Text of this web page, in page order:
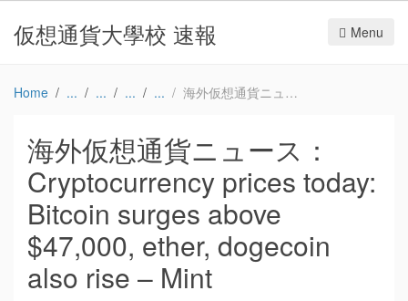
仮想通貨大學校 速報 Menu
Home 海外仮想通貨ニュース：Cryptocurrency prices today: Bitcoin surges above $47,000, ether, dogecoin also rise – Mint
海外仮想通貨ニュース：
Cryptocurrency prices today:
Bitcoin surges above
$47,000, ether, dogecoin
also rise – Mint